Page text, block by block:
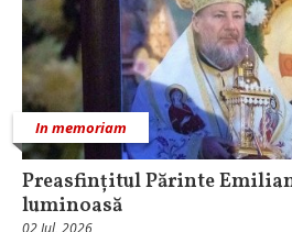
In memoriam
Preasfințitul Părinte
luminoasă